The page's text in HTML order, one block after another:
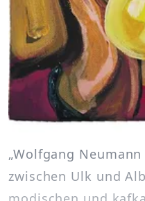
„Wolfgang
zwischen Ulk und